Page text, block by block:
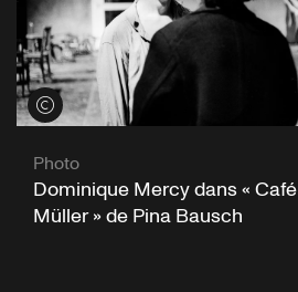
Voir les crédits
Photo
Dominique Mercy dans « Café
Müller » de Pina Bausch